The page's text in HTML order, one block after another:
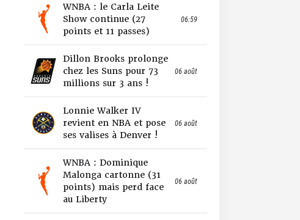
WNBA : le Carla Leite
Show continue (27
points et 11 passes)
06:59
Dillon Brooks prolonge
chez les Suns pour 73
millions sur 3 ans !
06 août
Lonnie Walker IV
revient en NBA et pose
ses valises à Denver !
06 août
WNBA : Dominique
Malonga cartonne (31
points) mais perd face
au Liberty
06 août